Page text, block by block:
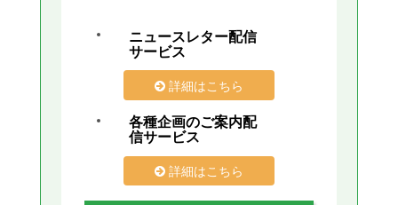
ニュースレター配信
サービス
詳細はこちら
各種企画のご案内配
信サービス
詳細はこちら